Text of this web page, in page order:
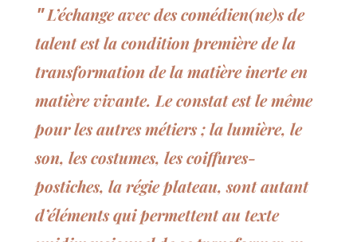
"L’échange avec des comédien(ne)s de
talent est la condition première de la
transformation de la matière inerte en
matière vivante. Le constat est le même
pour les autres métiers ; la lumière, le
son, les costumes, les coiffures-
postiches, la régie plateau, sont autant
d’éléments qui permettent au texte